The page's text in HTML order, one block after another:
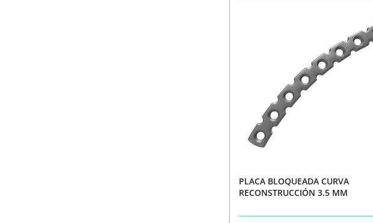
PLACA BLOQUEADA CURVA
RECONSTRUCCIÓN 3.5 MM